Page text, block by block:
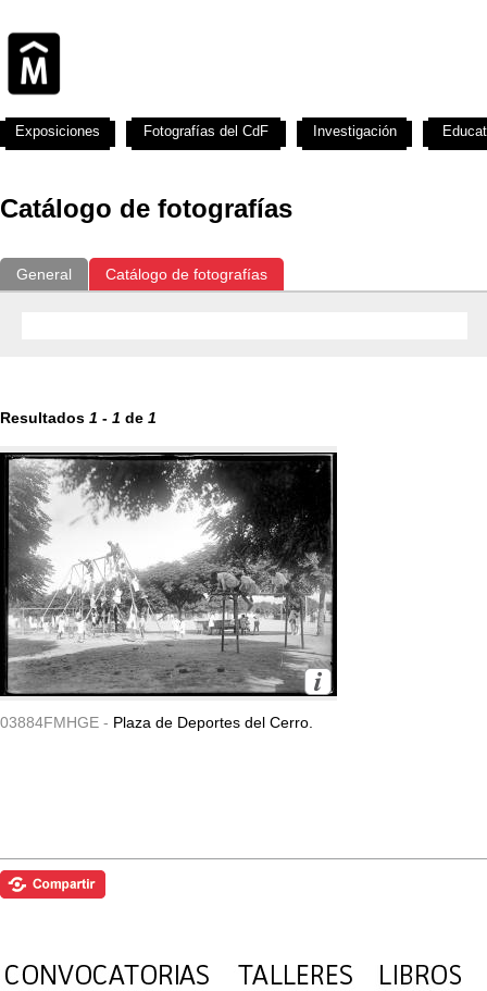
Catálogo de fotografías
General Catálogo de fotografías
Resultados 1 - 1 de 1
03884FMHGE - Plaza de Deportes del Cerro.
Exposiciones Fotografías del CdF Investigación